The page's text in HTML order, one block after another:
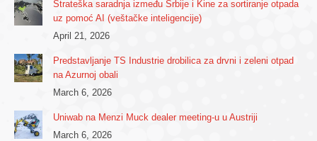
Strateška saradnja između Srbije i Kine za sortiranje otpada
uz pomoć AI (veštačke inteligencije)
April 21, 2026
Predstavljanje TS Industrie drobilica za drvni i zeleni otpad
na Azurnoj obali
March 6, 2026
Uniwab na Menzi Muck dealer meeting-u u Austriji
March 6, 2026